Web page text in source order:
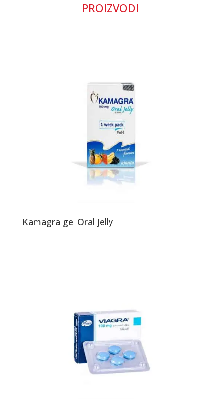
PROIZVODI
Kamagra gel Oral Jelly